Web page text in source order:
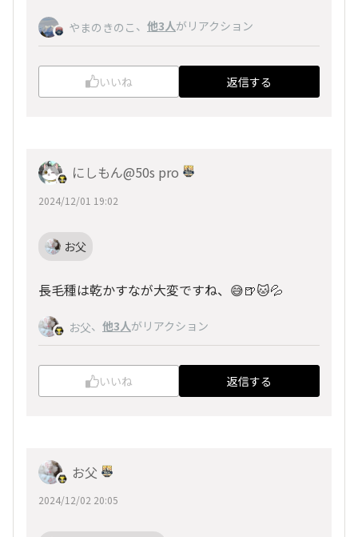
やまのきのこ 、 他3人がリアクション
いいね 返信する
にしもん@50s pro
2024/12/01 19:02
お父
長毛種は乾かすなが大変ですね、😅🍺🐱💦
お父、 他3人がリアクション
いいね 返信する
お父
2024/12/02 20:05